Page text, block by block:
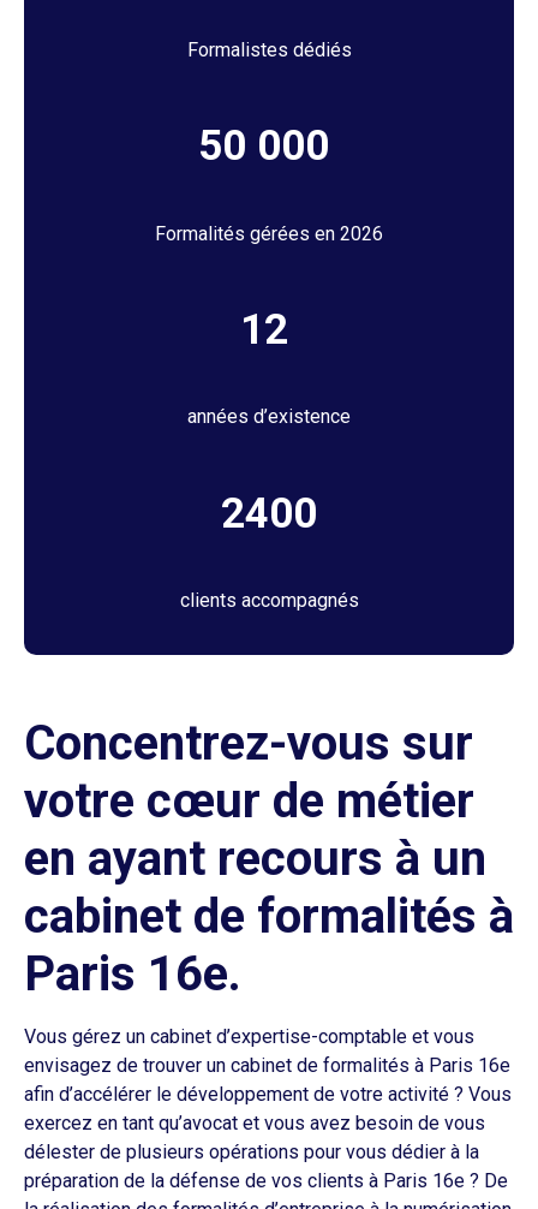
Formalistes dédiés
50 000
Formalités gérées en 2026
12
années d’existence
2400
clients accompagnés
Concentrez-vous sur
votre cœur de métier
en ayant recours à un
cabinet de formalités à
Paris 16e.
Vous gérez un cabinet d’expertise-comptable et vous
envisagez de trouver un cabinet de formalités à Paris 16e
afin d’accélérer le développement de votre activité ? Vous
exercez en tant qu’avocat et vous avez besoin de vous
délester de plusieurs opérations pour vous dédier à la
préparation de la défense de vos clients à Paris 16e ? De